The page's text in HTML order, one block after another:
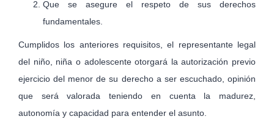
Que se asegure el respeto de sus derechos
fundamentales.
Cumplidos los anteriores requisitos, el representante legal
del niño, niña o adolescente otorgará la autorización previo
ejercicio del menor de su derecho a ser escuchado, opinión
que será valorada teniendo en cuenta la madurez,
autonomía y capacidad para entender el asunto.